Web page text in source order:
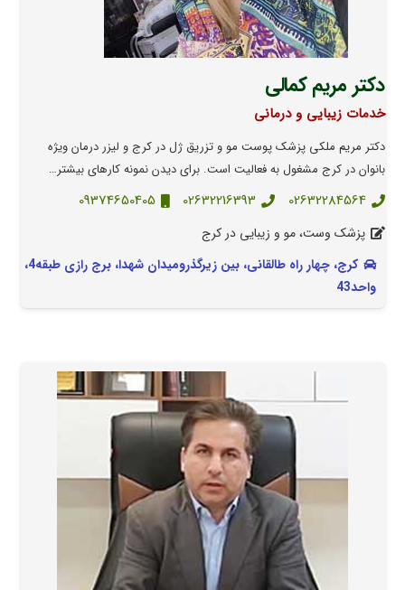
دکتر مریم کمالی
خدمات زیبایی و درمانی
دکتر مریم ملکی پزشک پوست مو و تزریق ژل در کرج و لیزر درمان ویژه
بانوان در کرج مشغول به فعالیت است. برای دیدن نمونه کارهای بیشتر…
02632284564
02632216393
09374650405
پزشک وست، مو و زیبایی در کرج
کرج، چهار راه طالقانی، بین زیرگذرومیدان شهدا، برج رازی طبقه4،
واحد43